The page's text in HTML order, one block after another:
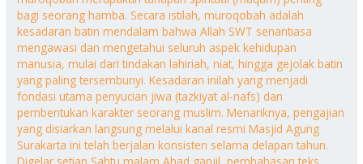
bagi seorang hamba. Secara istilah, muroqobah adalah
kesadaran batin mendalam bahwa Allah SWT senantiasa
mengawasi dan mengetahui seluruh aspek kehidupan
manusia, mulai dari tindakan lahiriah, niat, hingga gejolak batin
yang paling tersembunyi. Kesadaran inilah yang menjadi
fondasi utama penyucian jiwa (tazkiyat al-nafs) dan
pembentukan karakter seorang muslim. Menariknya, pengajian
yang disiarkan langsung melalui kanal resmi Masjid Agung
Surakarta ini telah berjalan konsisten selama delapan tahun.